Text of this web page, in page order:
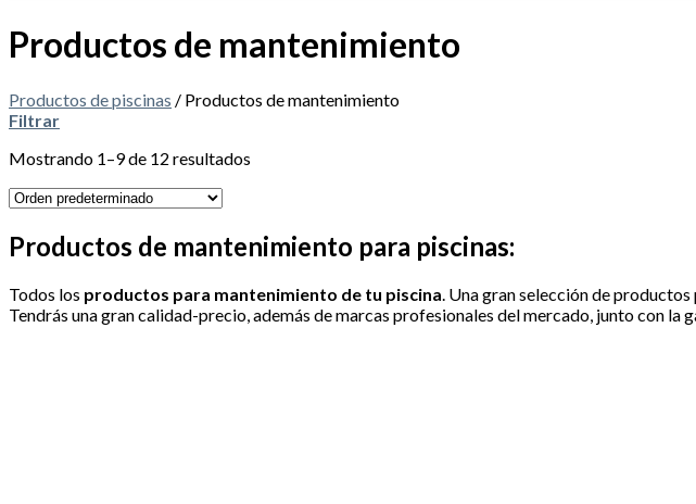
Productos de mantenimiento
Productos de piscinas / Productos de mantenimiento
Filtrar
Mostrando 1–9 de 12 resultados
Productos de mantenimiento para piscinas:
Todos los productos para mantenimiento de tu piscina . Una gran selección de
Tendrás una gran calidad-precio, además de marcas profesionales del mercado, junto con la